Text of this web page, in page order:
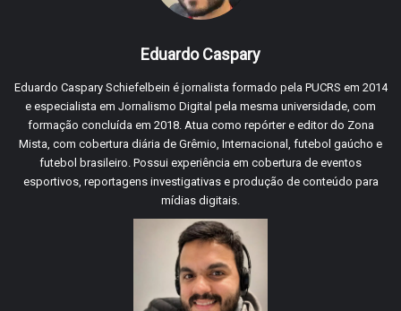
Eduardo Caspary
Eduardo Caspary Schiefelbein é jornalista formado pela PUCRS em 2014
e especialista em Jornalismo Digital pela mesma universidade, com
formação concluída em 2018. Atua como repórter e editor do Zona
Mista, com cobertura diária de Grêmio, Internacional, futebol gaúcho e
futebol brasileiro. Possui experiência em cobertura de eventos
esportivos, reportagens investigativas e produção de conteúdo para
mídias digitais.